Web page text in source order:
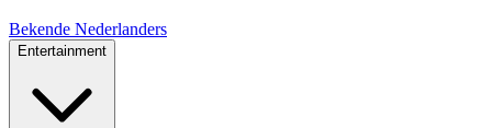
Bekende Nederlanders
Entertainment